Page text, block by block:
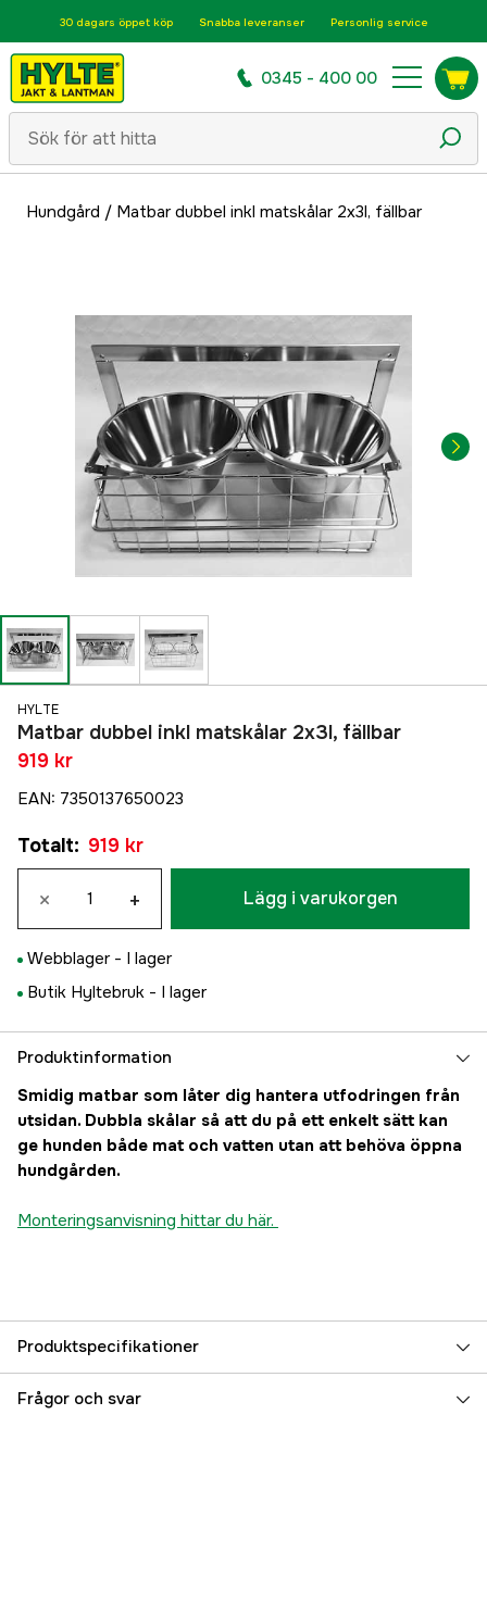
30 dagars öppet köp Snabba leveranser Personlig service
0345 - 400 00
Hundgård / Matbar dubbel inkl matskålar 2x3l, fällbar
HYLTE
Matbar dubbel inkl matskålar 2x3l, fällbar
919 kr
EAN: 7350137650023
Totalt: 919 kr
× + Lägg i varukorgen
Webblager - I lager
Butik Hyltebruk - I lager
Produktinformation
Smidig matbar som låter dig hantera utfodringen från
utsidan. Dubbla skålar så att du på ett enkelt sätt kan
ge hunden både mat och vatten utan att behöva öppna
hundgården.
Monteringsanvisning hittar du här.
Produktspecifikationer
Djurtyp Hund
Frågor och svar